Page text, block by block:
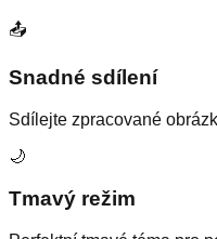
📤
Snadné sdílení
Sdílejte zpracované
🌙
Tmavý režim